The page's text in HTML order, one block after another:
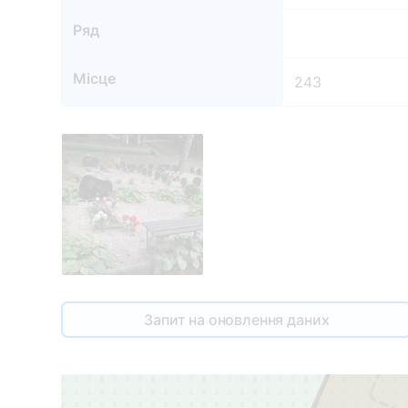
Ряд
Місце 243
Запит на оновлення даних
243